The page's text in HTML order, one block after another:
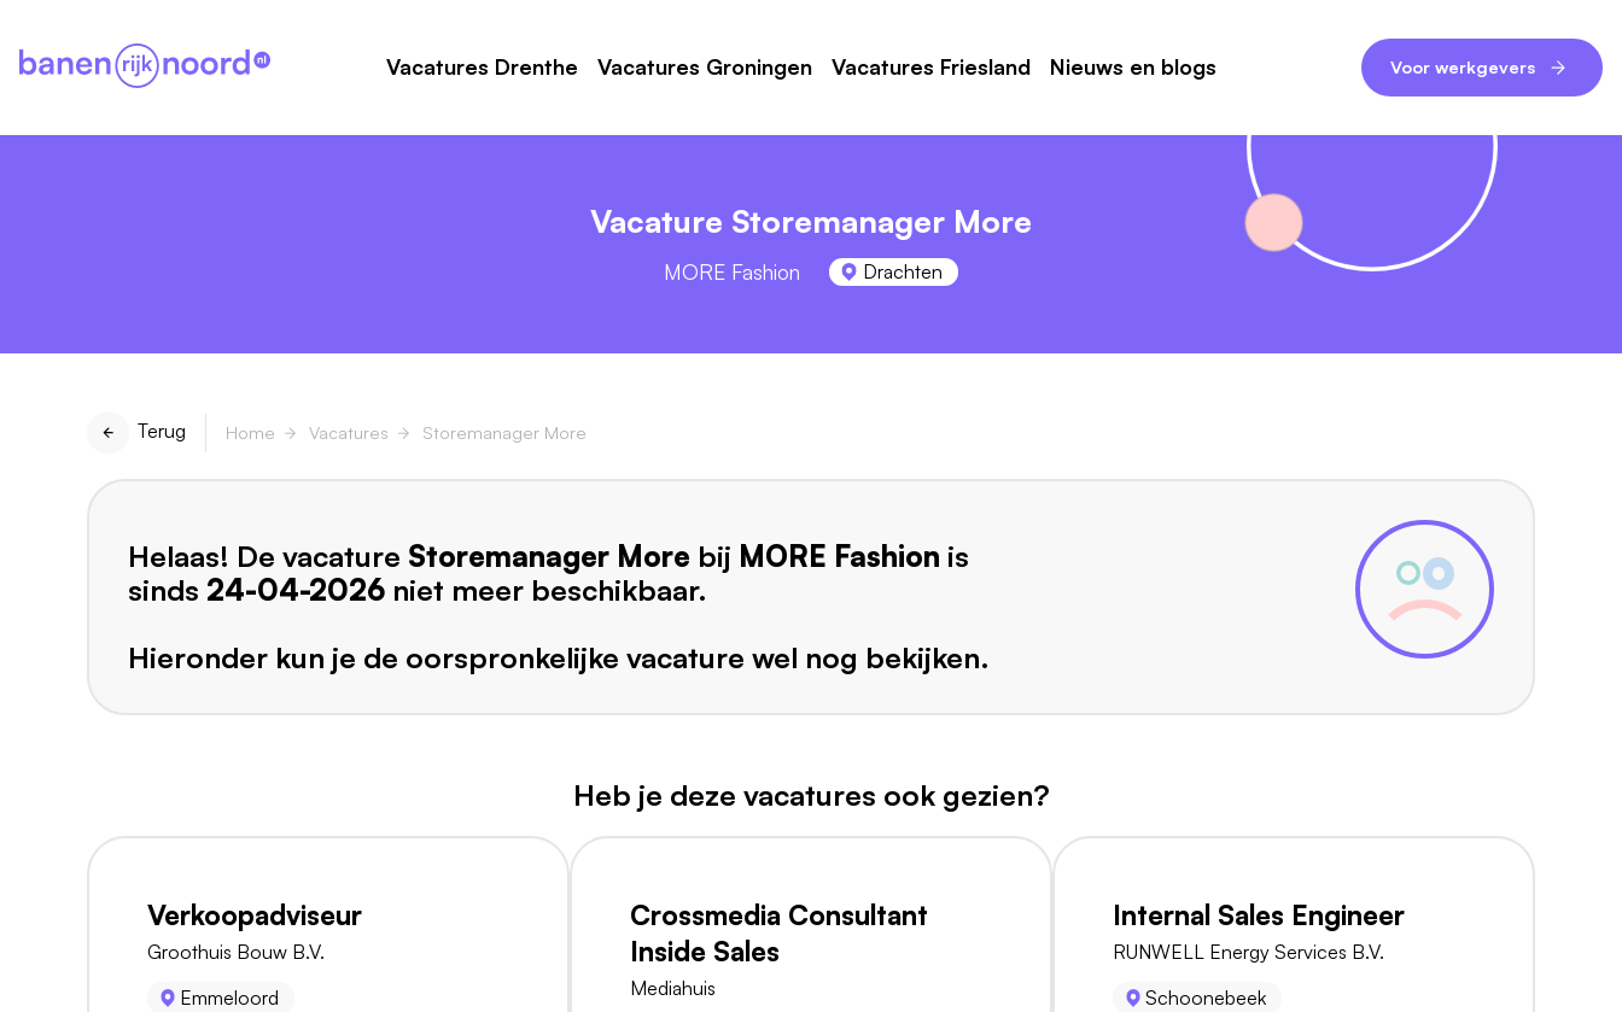
Vacatures Drenthe Vacatures Groningen Vacatures Friesland Nieuws en blogs Voor werkgevers
Vacature Storemanager More
MORE Fashion Drachten
Terug Home Vacatures Storemanager More
Helaas! De vacature Storemanager More bij MORE Fashion is
sinds 24-04-2026 niet meer beschikbaar.
Hieronder kun je de oorspronkelijke vacature wel nog bekijken.
Heb je deze vacatures ook gezien?
Verkoopadviseur
Groothuis Bouw B.V.
Emmeloord
Crossmedia Consultant
Inside Sales
Mediahuis
Internal Sales Engineer
RUNWELL Energy Services B.V.
Schoonebeek